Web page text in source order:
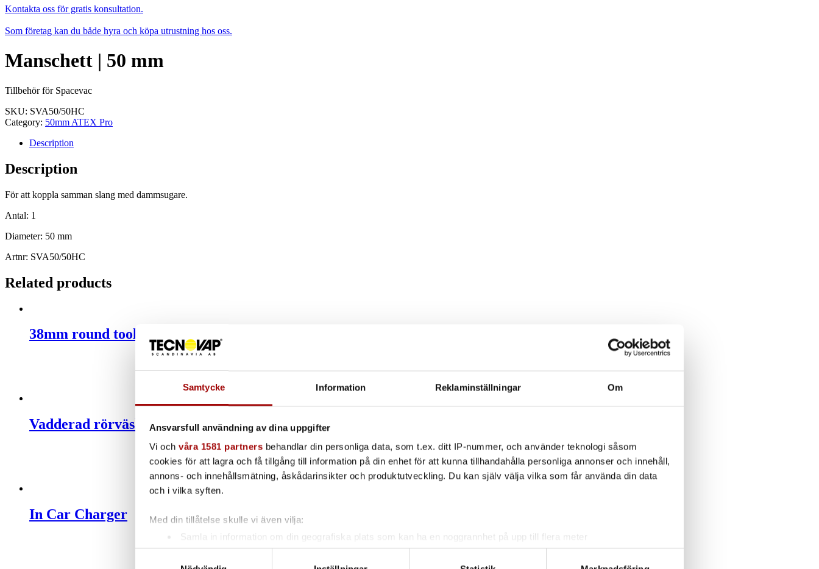
Samtycke Information Reklaminställningar Om
Ansvarsfull användning av dina uppgifter
Vi och våra 1581 partners behandlar din personliga data, som t.ex. ditt IP-nummer, och använder teknologi såsom
cookies för att lagra och få tillgång till information på din enhet för att kunna tillhandahålla personliga annonser och innehåll,
annons- och innehållsmätning, åskådarinsikter och produktutveckling. Du kan själv välja vilka som får använda din data
och i vilka syften.
Med din tillåtelse skulle vi även vilja:
Samla in information om din geografiska plats som kan ha en noggrannhet på upp till flera meter
Identifiera din enhet genom att aktivt skanna den för specifika kännetecken (fingeravtryck)
Kontakta oss för gratis konsultation.
Som företag kan du både hyra och köpa utrustning hos oss.
Manschett | 50 mm
Tillbehör för Spacevac
SKU: SVA50/50HC
Category: 50mm ATEX Pro
Description
Description
För att koppla samman slang med dammsugare.
Antal: 1
Diameter: 50 mm
Artnr: SVA50/50HC
Related products
38mm round tool
Vadderad rörväska
1st
In Car Charger